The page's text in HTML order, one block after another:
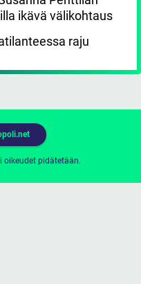
ikävä välikohtaus
raju
oikeudet pidätetään.